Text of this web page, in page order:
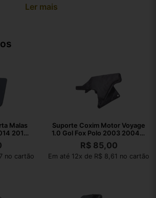
Ler mais
Malas
2015
no cartão
Suporte Coxim Motor Voyage
1.0 Gol Fox Polo 2003 2004 A
2021
R$85,00
Em até 12x de R$ 8,61 no cartão